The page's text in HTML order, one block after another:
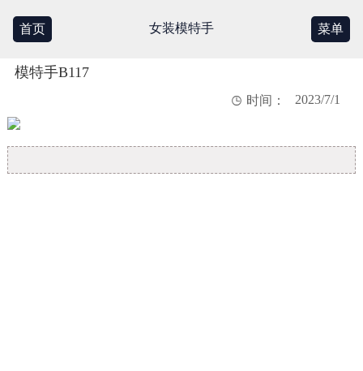
首页 女装模特手 菜单
模特手B117
 时间： 2023/7/1